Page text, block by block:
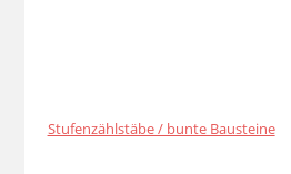
Stufenzählstäbe / bunte Bausteine